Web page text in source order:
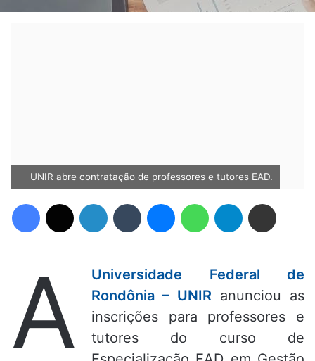
UNIR abre contratação de professores e tutores EAD.
A
Universidade Federal de
Rondônia – UNIR anunciou as
inscrições para professores e
tutores do curso de